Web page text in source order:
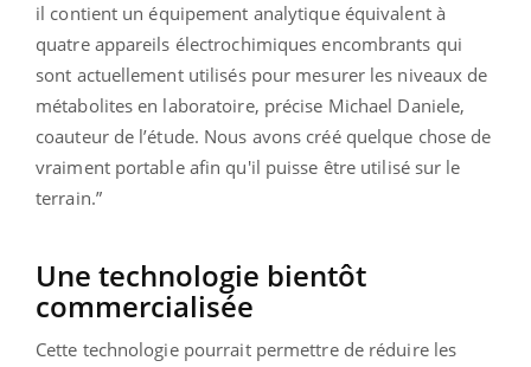
il contient un équipement analytique équivalent à
quatre appareils électrochimiques encombrants qui
sont actuellement utilisés pour mesurer les niveaux de
métabolites en laboratoire, précise Michael Daniele,
coauteur de l’étude. Nous avons créé quelque chose de
vraiment portable afin qu'il puisse être utilisé sur le
terrain.”
Une technologie bientôt
commercialisée
Cette technologie pourrait permettre de réduire les